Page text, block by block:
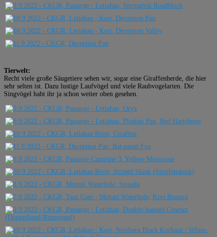
Tierwelt:
Recht viele große Säugetiere sehen wir, sogar eine Giraffenherde, die hier
sehr selten ist. Dazu lustige Laufvögel und viele Raubvogelarten. Die
Singvögel habt ihr ja schon weiter oben gesehen.